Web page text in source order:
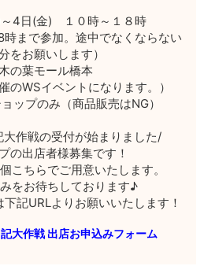
～4日(金) １０時～１８時
時まで参加。途中でなくならない
をお願いします）
の葉モール橋本
のWSイベントになります。）
ップのみ（商品販売はNG）
作戦の受付が始まりました/
の出店者様募集です！
こちらでご用意いたします。
をお待ちしております♪
記URLよりお願いいたします！
大作戦 出店お申込みフォーム